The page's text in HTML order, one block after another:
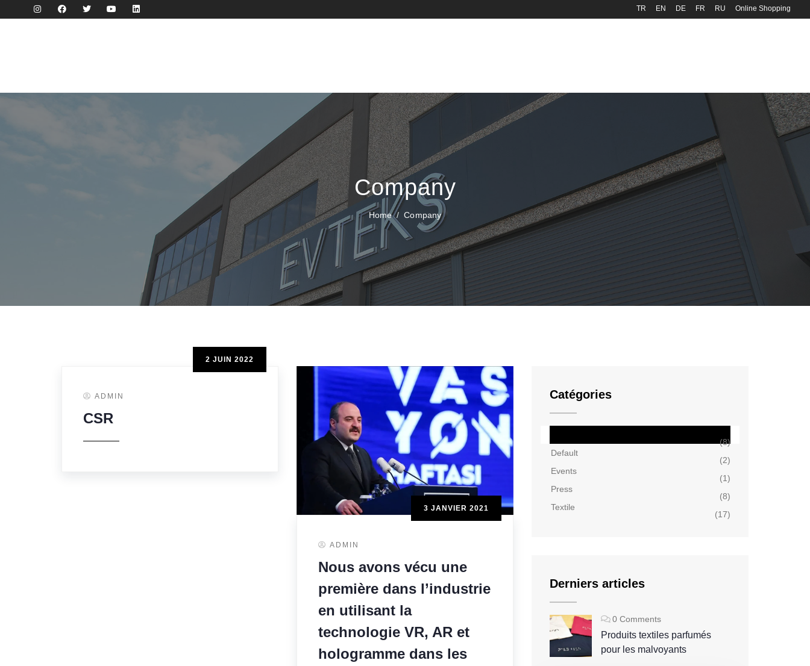
TR EN DE FR RU Online Shopping
Company
Home Company
2 JUIN 2022
ADMIN
CSR
3 JANVIER 2021
ADMIN
Nous avons vécu une
première dans l’industrie
en utilisant la
technologie VR, AR et
hologramme dans les
Catégories
(8)
Default
(2)
Events
(1)
Press
(8)
Textile
(17)
Derniers articles
0 Comments
Produits textiles parfumés
pour les malvoyants